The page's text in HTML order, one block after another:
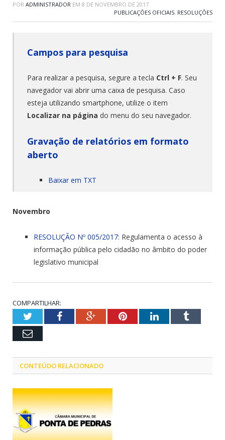
POR ADMINISTRADOR EM 8 DE NOVEMBRO DE 2017
PUBLICAÇÕES OFICIAIS, RESOLUÇÕES
Campos para pesquisa
Para realizar a pesquisa, segure a tecla Ctrl + F. Seu
navegador vai abrir uma caixa de pesquisa. Caso
esteja utilizando smartphone, utilize o item
Localizar na página do menu do seu navegador.
Gravação de relatórios em formato
aberto
Baixar em TXT
Novembro
RESOLUÇÃO Nº 005/2017: Regulamenta o acesso à
informação pública pelo cidadão no âmbito do poder
legislativo municipal
COMPARTILHAR:
TwitterFacebookGoogle+PinterestLinkedInTumblr
Email
CONTEÚDO RELACIONADO